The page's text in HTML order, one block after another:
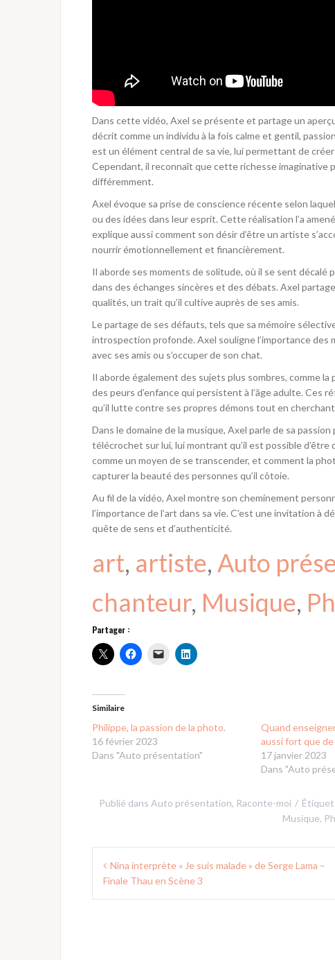
Dans cette vidéo, Axel se présente et partage un
décrit comme un individu à la fois calme et gentil,
est un élément central de sa vie, lui permettant de
Cependant, il reconnaît que cette richesse imaginative
différemment.
Axel évoque sa prise de conscience récente selon
ou des idées dans leur esprit. Cette réalisation l’a
explique aussi comment son désir d’être un artiste
nourrir émotionnellement et financièrement.
Il aborde ses moments de solitude, où il se sent
dans des échanges sincères et des débats. Axel
qualités, un trait qu’il cultive auprès de ses amis.
Le partage de ses défauts, tels que sa mémoire
introspection profonde. Axel souligne l’importance des
avec ses amis ou s’occuper de son chat.
Il aborde également des sujets plus sombres, comme
des peurs d’enfance qui persistent à l’âge adulte. Ces
qu’il lutte contre ses propres démons tout en
Dans le domaine de la musique, Axel parle de sa
télécrochet sur lui, lui montrant qu’il est possible
comme un moyen de se transcender, et comment la
capturer la beauté des personnes qu’il côtoie.
Au fil de la vidéo, Axel montre son cheminement
l’importance de l’art dans sa vie. C’est une invitation à
quête de sens et d’authenticité.
art, artiste, Auto
chanteur, Musique,
Partager :
Similaire
Philippe, la passion de la photo.
16 février 2023
Dans "Auto présentation"
Quand
aussi fort que
17 janvier 2023
Dans "Auto
Publié dans Auto présentation, Raconte-moi
Musique,
Navigation
deNina interprète « Je suis malade » de Serge Lama –
Finale Thau en Scène 3